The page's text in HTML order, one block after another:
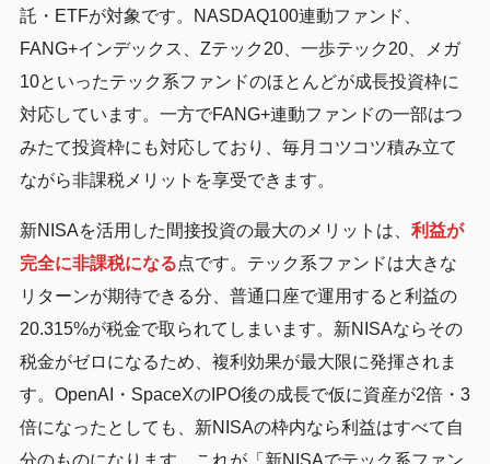
託・ETFが対象です。NASDAQ100連動ファンド、
FANG+インデックス、Zテック20、一歩テック20、メガ
10といったテック系ファンドのほとんどが成長投資枠に
対応しています。一方でFANG+連動ファンドの一部はつ
みたて投資枠にも対応しており、毎月コツコツ積み立て
ながら非課税メリットを享受できます。
新NISAを活用した間接投資の最大のメリットは、 利益が
完全に非課税になる点です。テック系ファンドは大きな
リターンが期待できる分、普通口座で運用すると利益の
20.315%が税金で取られてしまいます。新NISAならその
税金がゼロになるため、複利効果が最大限に発揮されま
す。OpenAI・SpaceXのIPO後の成長で仮に資産が2倍・3
倍になったとしても、新NISAの枠内なら利益はすべて自